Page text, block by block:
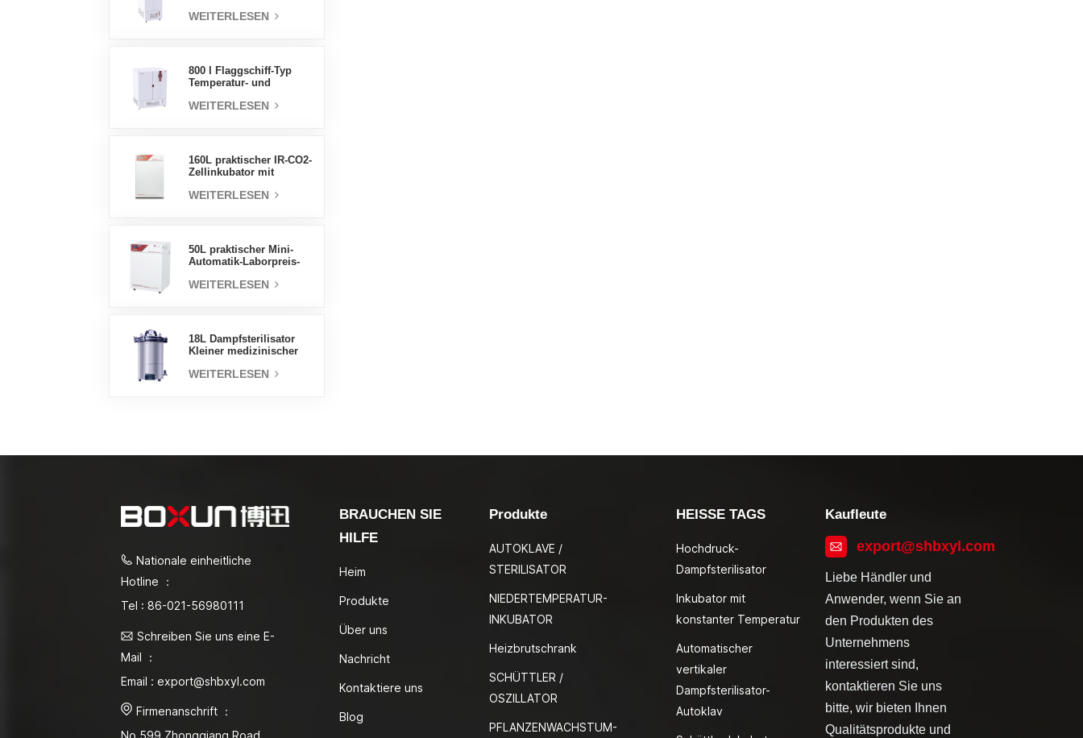
Luftfeuchtigkeit stabile
WEITERLESEN
800 l Flaggschiff-Typ
Temperatur- und
Inkubatorkammer,
WEITERLESEN
160L praktischer IR-CO2-
Zellinkubator mit
professionelle Fabrik-
WEITERLESEN
50L praktischer Mini-
Automatik-Laborpreis-
WEITERLESEN
18L Dampfsterilisator
Kleiner medizinischer
Autoklav
WEITERLESEN
Nationale einheitliche
Hotline ：
Tel : 86-021-56980111
Schreiben Sie uns eine E-
Mail ：
Email : export@shbxyl.com
Firmenanschrift ：
BRAUCHEN SIE
HILFE
Heim
Produkte
Über uns
Nachricht
Kontaktiere uns
Blog
Produkte
AUTOKLAVE /
STERILISATOR
NIEDERTEMPERATUR-
INKUBATOR
Heizbrutschrank
SCHÜTTLER /
OSZILLATOR
PFLANZENWACHSTUM-
HEISSE TAGS
Hochdruck-
Dampfsterilisator
Inkubator mit
konstanter Temperatur
Automatischer
vertikaler
Dampfsterilisator-
Autoklav
Kaufleute
export@shbxyl.com
Liebe Händler und
Anwender, wenn Sie an
den Produkten des
Unternehmens
interessiert sind,
kontaktieren Sie uns
bitte, wir bieten Ihnen
Qualitätsprodukte und